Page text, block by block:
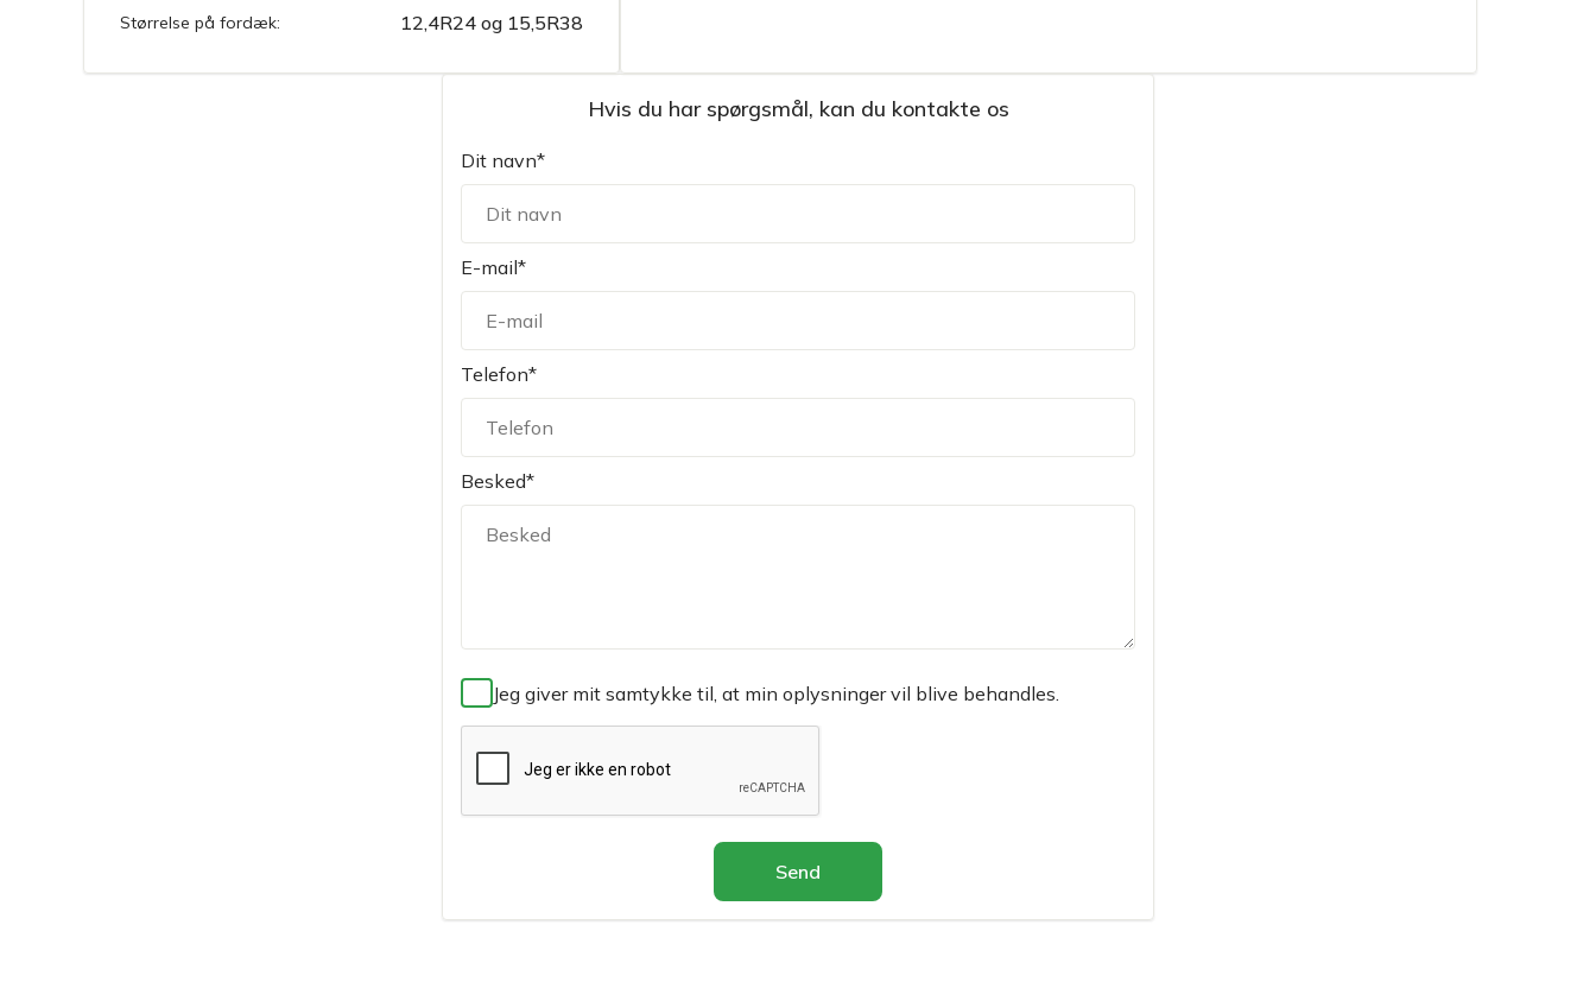
Størrelse på fordæk: 12,4R24 og 15,5R38
Hvis du har spørgsmål, kan du kontakte os
Dit navn*
E-mail*
Telefon*
Besked*
Jeg giver mit samtykke til, at min oplysninger vil blive behandles.
Send